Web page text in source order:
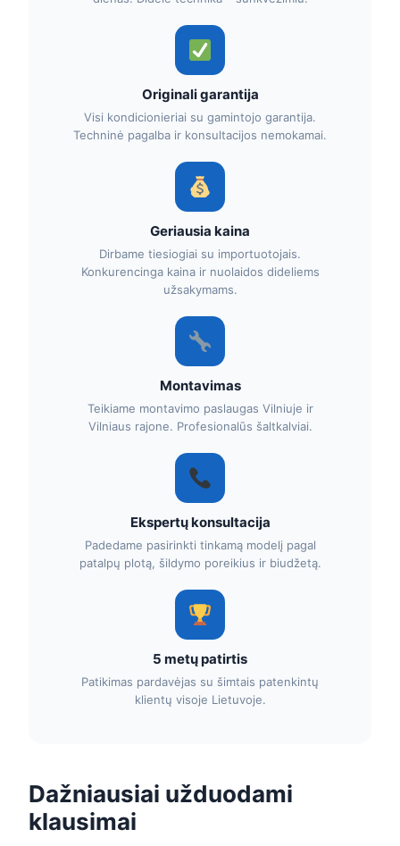
Originali garantija
Visi kondicionieriai su gamintojo garantija.
Techninė pagalba ir konsultacijos nemokamai.
Geriausia kaina
Dirbame tiesiogiai su importuotojais.
Konkurencinga kaina ir nuolaidos dideliems
užsakymams.
Montavimas
Teikiame montavimo paslaugas Vilniuje ir
Vilniaus rajone. Profesionalūs šaltkalviai.
Ekspertų konsultacija
Padedame pasirinkti tinkamą modelį pagal
patalpų plotą, šildymo poreikius ir biudžetą.
5 metų patirtis
Patikimas pardavėjas su šimtais patenkintų
klientų visoje Lietuvoje.
Dažniausiai užduodami
klausimai